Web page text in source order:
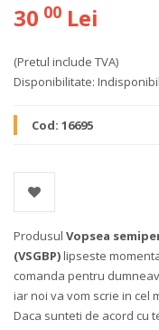
30 00 Lei
(Pretul include TVA)
Disponibilitate: Indisponibil
Cod: 16695
Produsul Vopsea
(VSGBP)lipseste
comanda pentru
iar noi va vom scrie in cel
Daca sunteti de acord cu